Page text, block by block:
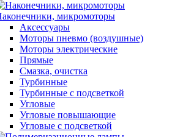
микромоторы
Аксессуары
Моторы пневмо (воздушные)
Моторы электрические
Прямые
Смазка, очистка
Турбинные
Турбинные с подсветкой
Угловые
Угловые повышающие
Угловые с подсветкой